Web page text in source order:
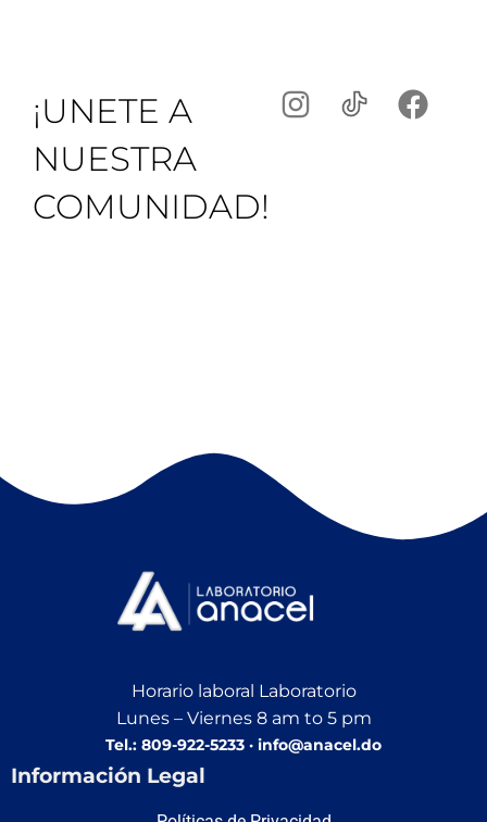
¡UNETE A
NUESTRA
COMUNIDAD!
Horario laboral Laboratorio
Lunes – Viernes 8 am to 5 pm
Tel.: 809-922-5233 · info@anacel.do
Información Legal